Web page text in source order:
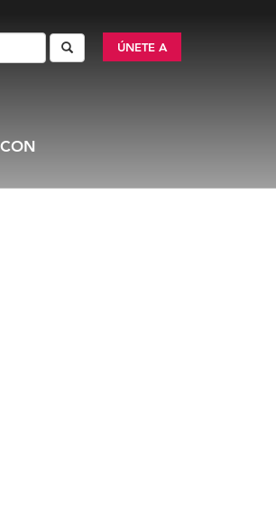
ÚNETE A